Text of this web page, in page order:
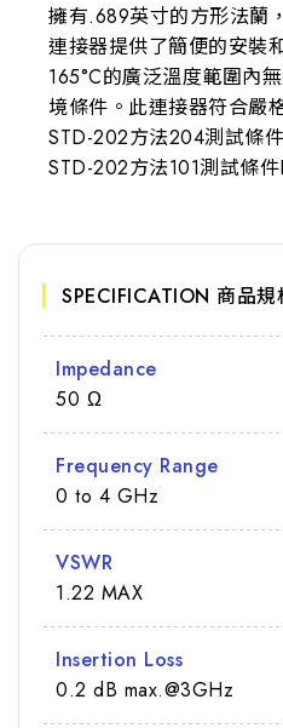
擁有.689英寸的方形法蘭
連接器提供了簡便的安裝
165°C的廣泛溫度範圍內
境條件。此連接器符合嚴
STD-202方法204測試條
STD-202方法101測試條
SPECIFICATION 商品規
Impedance
50 Ω
Frequency Range
0 to 4 GHz
VSWR
1.22 MAX
Insertion Loss
0.2 dB max.@3GHz